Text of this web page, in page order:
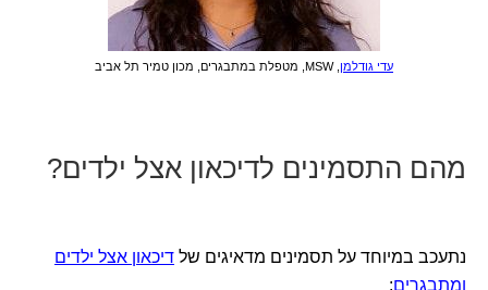
עדי גודלמן , MSW, מטפלת במתבגרים, מכון טמיר תל אביב
מהם התסמינים לדיכאון אצל ילדים?
נתעכב במיוחד על תסמינים מדאיגים של דיכאון אצל ילדים
ומתבגרים: